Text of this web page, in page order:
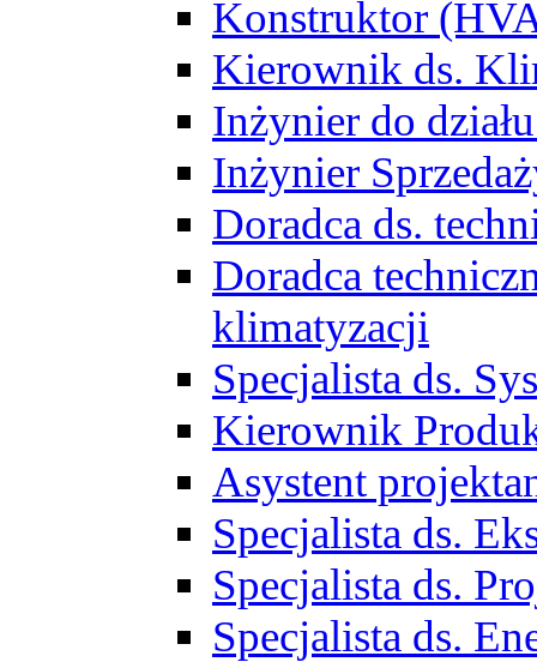
Konstruktor
Kierownik ds.
Inżynier do
Inżynier
Doradca ds.
Doradca
klimatyzacji
Specjalista ds.
Kierownik
Asystent
Specjalista ds.
Specjalista ds.
Specjalista ds.